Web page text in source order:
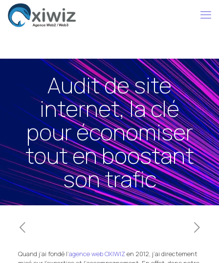
Audit de site
internet, la clé
pour économiser
tout en boostant
son trafic
Quand j’ai fondé l’agence web OXIWIZen 2012, j’ai directement